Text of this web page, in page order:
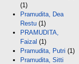
(1)
Pramudita, Dea
Restu (1)
PRAMUDITA,
Faizal (1)
Pramudita, Putri (1)
Pramudita, Sitti